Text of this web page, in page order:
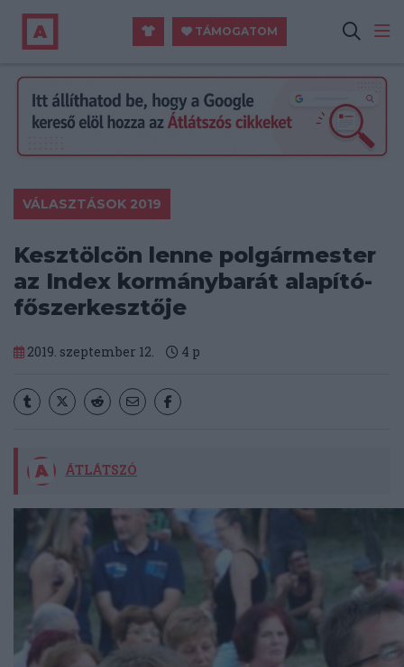
TÁMOGATOM
VÁLASZTÁSOK 2019
Kesztölcön lenne polgármester
az Index kormánybarát alapító-
főszerkesztője
2019. szeptember 12. 4 p
ÁTLÁTSZÓ